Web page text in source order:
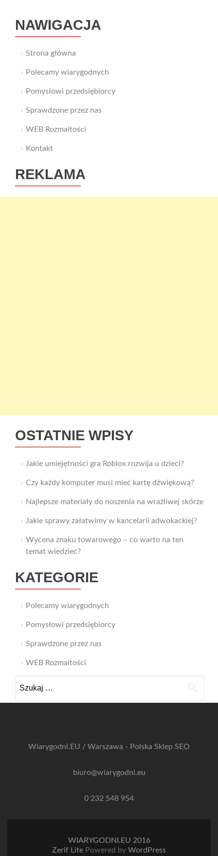
NAWIGACJA
Strona główna
Polecamy wiarygodnych
Pomysłowi przedsiębiorcy
Sprawdzone przez nas
WEB Rozmaitości
Kontakt
REKLAMA
OSTATNIE WPISY
Jakie umiejętności gra Roblox rozwija u dzieci?
Czy każdy komputer musi mieć kartę dźwiękową?
Najlepsze materiały do noszenia na wrażliwej skórze
Jakie sprawy załatwimy w kancelarii adwokackiej?
Wycena znaku towarowego – co warto na ten
temat wiedzieć?
KATEGORIE
Polecamy wiarygodnych
Pomysłowi przedsiębiorcy
Sprawdzone przez nas
WEB Rozmaitości
Wiarygodni.EU / Warszawa - Polska Sklep SEO
biuro@wiarygodni.eu
0 232 548 954
WIARYGODNI.EU 2016
Zerif Lite Powered by WordPress